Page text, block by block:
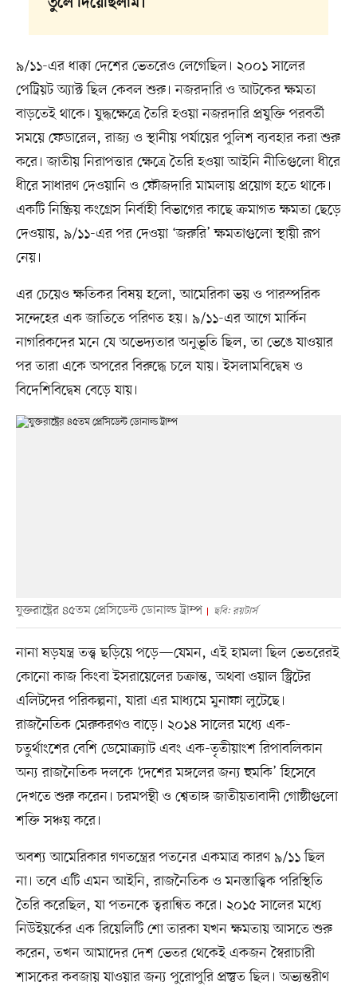
৯/১১-এর ধাক্কা দেশের ভেতরেও লেগেছিল। ২০০১ সালের
পেট্রিয়ট অ্যাক্ট ছিল কেবল শুরু। নজরদারি ও আটকের ক্ষমতা
বাড়তেই থাকে। যুদ্ধক্ষেত্রে তৈরি হওয়া নজরদারি প্রযুক্তি পরবর্তী
সময়ে ফেডারেল, রাজ্য ও স্থানীয় পর্যায়ের পুলিশ ব্যবহার করা শুরু
করে। জাতীয় নিরাপত্তার ক্ষেত্রে তৈরি হওয়া আইনি নীতিগুলো ধীরে
ধীরে সাধারণ দেওয়ানি ও ফৌজদারি মামলায় প্রয়োগ হতে থাকে।
একটি নিষ্ক্রিয় কংগ্রেস নির্বাহী বিভাগের কাছে ক্রমাগত ক্ষমতা ছেড়ে
দেওয়ায়, ৯/১১-এর পর দেওয়া ‘জরুরি’ ক্ষমতাগুলো স্থায়ী রূপ
নেয়।
এর চেয়েও ক্ষতিকর বিষয় হলো, আমেরিকা ভয় ও পারস্পরিক
সন্দেহের এক জাতিতে পরিণত হয়। ৯/১১-এর আগে মার্কিন
নাগরিকদের মনে যে অভেদ্যতার অনুভূতি ছিল, তা ভেঙে যাওয়ার
পর তারা একে অপরের বিরুদ্ধে চলে যায়। ইসলামবিদ্বেষ ও
বিদেশিবিদ্বেষ বেড়ে যায়।
যুক্তরাষ্ট্রের ৪৫তম প্রেসিডেন্ট ডোনাল্ড ট্রাম্প ছবি: রয়টার্স
নানা ষড়যন্ত্র তত্ত্ব ছড়িয়ে পড়ে—যেমন, এই হামলা ছিল ভেতরেরই
কোনো কাজ কিংবা ইসরায়েলের চক্রান্ত, অথবা ওয়াল স্ট্রিটের
এলিটদের পরিকল্পনা, যারা এর মাধ্যমে মুনাফা লুটেছে।
রাজনৈতিক মেরুকরণও বাড়ে। ২০১৪ সালের মধ্যে এক-
চতুর্থাংশের বেশি ডেমোক্র্যাট এবং এক-তৃতীয়াংশ রিপাবলিকান
অন্য রাজনৈতিক দলকে ‘দেশের মঙ্গলের জন্য হুমকি’ হিসেবে
দেখতে শুরু করেন। চরমপন্থী ও শ্বেতাঙ্গ জাতীয়তাবাদী গোষ্ঠীগুলো
শক্তি সঞ্চয় করে।
অবশ্য আমেরিকার গণতন্ত্রের পতনের একমাত্র কারণ ৯/১১ ছিল
না। তবে এটি এমন আইনি, রাজনৈতিক ও মনস্তাত্ত্বিক পরিস্থিতি
তৈরি করেছিল, যা পতনকে ত্বরান্বিত করে। ২০১৫ সালের মধ্যে
নিউইয়র্কের এক রিয়েলিটি শো তারকা যখন ক্ষমতায় আসতে শুরু
করেন, তখন আমাদের দেশ ভেতর থেকেই একজন স্বৈরাচারী
শাসকের কবজায় যাওয়ার জন্য পুরোপুরি প্রস্তুত ছিল। অভ্যন্তরীণ